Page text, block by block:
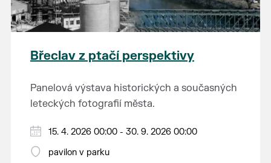
Břeclav z ptačí perspektivy
Panelová výstava historických a současných
leteckých fotografií města.
15. 4. 2026 00:00 - 30. 9. 2026 00:00
pavilon v parku